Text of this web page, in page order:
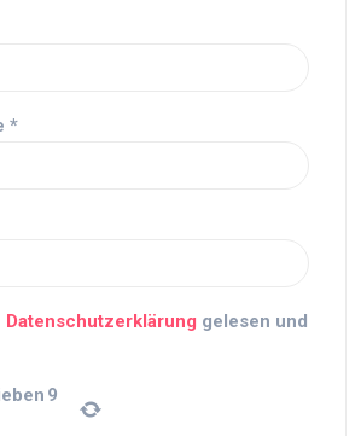
*
Datenschutzerklärung gelesen und
9